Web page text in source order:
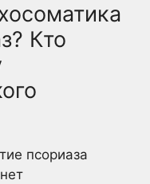
Кто
псориаза